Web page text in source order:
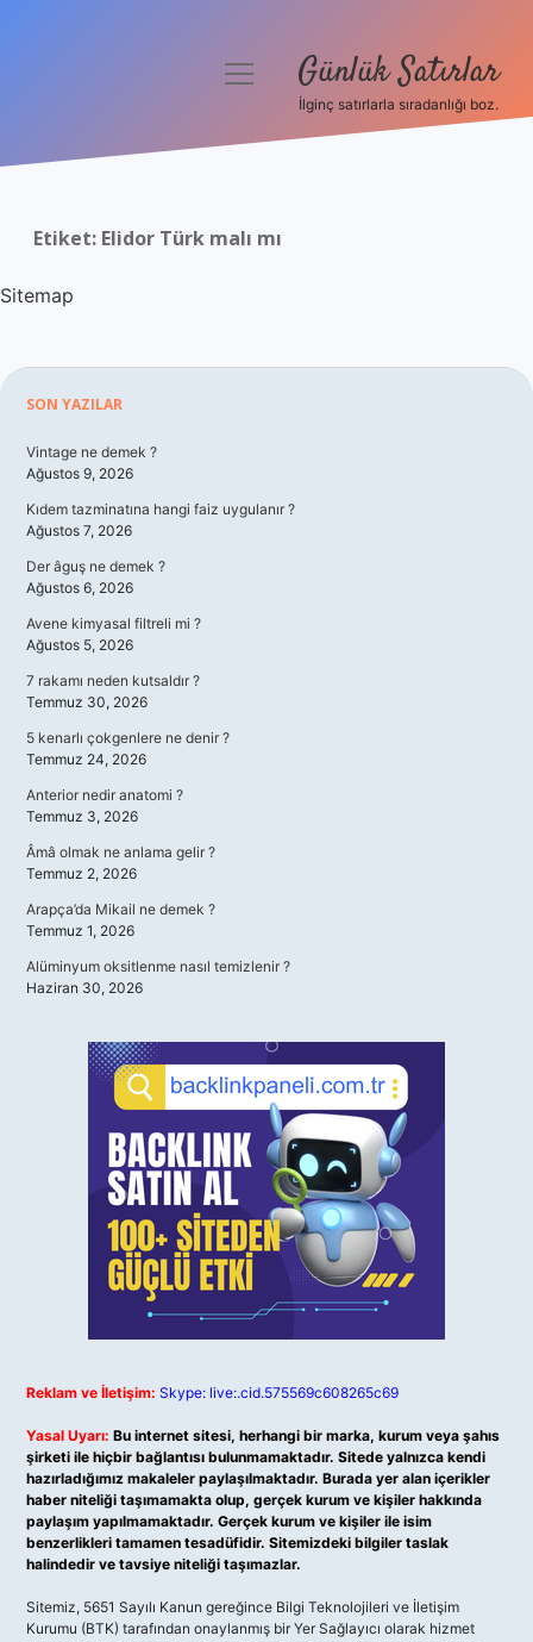
Hakkımızda
menüyü Günlük Satırlar
İlginç satırlarla sıradanlığı boz.
Etiket: Elidor Türk malı mı
Sitemap
Sidebar
SON YAZILAR
Vintage ne demek ?
Ağustos 9, 2026
Kıdem tazminatına hangi faiz uygulanır ?
Ağustos 7, 2026
Der âguş ne demek ?
Ağustos 6, 2026
Avene kimyasal filtreli mi ?
Ağustos 5, 2026
7 rakamı neden kutsaldır ?
Temmuz 30, 2026
5 kenarlı çokgenlere ne denir ?
Temmuz 24, 2026
Anterior nedir anatomi ?
Temmuz 3, 2026
Âmâ olmak ne anlama gelir ?
Temmuz 2, 2026
Arapça’da Mikail ne demek ?
Temmuz 1, 2026
Alüminyum oksitlenme nasıl temizlenir ?
Haziran 30, 2026
Reklam ve İletişim: Skype: live:.cid.575569c608265c69
Yasal Uyarı: Bu internet sitesi, herhangi bir marka, kurum veya şahıs
şirketi ile hiçbir bağlantısı bulunmamaktadır. Sitede yalnızca kendi
hazırladığımız makaleler paylaşılmaktadır. Burada yer alan içerikler
haber niteliği taşımamakta olup, gerçek kurum ve kişiler hakkında
paylaşım yapılmamaktadır. Gerçek kurum ve kişiler ile isim
benzerlikleri tamamen tesadüfidir. Sitemizdeki bilgiler taslak
halindedir ve tavsiye niteliği taşımazlar.
Sitemiz, 5651 Sayılı Kanun gereğince Bilgi Teknolojileri ve İletişim
Kurumu (BTK) tarafından onaylanmış bir Yer Sağlayıcı olarak hizmet